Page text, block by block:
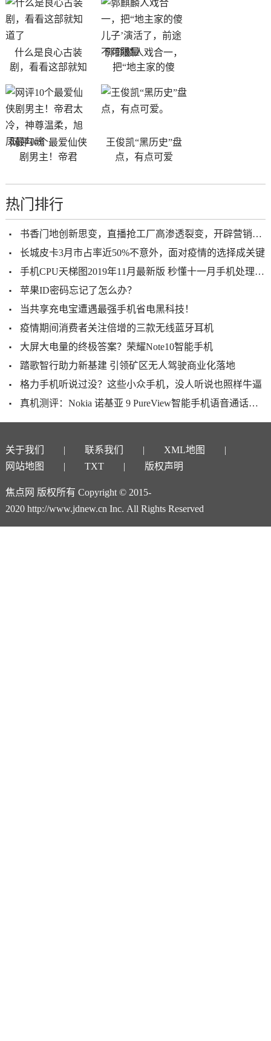
什么是良心古装
剧，看看这部就知
郭麒麟人戏合一，
把“地主家的傻
网评10个最爱仙侠
剧男主！帝君
王俊凯“黑历史”盘
点，有点可爱
热门排行
书香门地创新思变，直播抢工厂高渗透裂变，开辟营销新通路
长城皮卡3月市占率近50%不意外，面对疫情的选择成关键
手机CPU天梯图2019年11月最新版 秒懂十一月手机处理器性能排名
苹果ID密码忘记了怎么办？
当共享充电宝遭遇最强手机省电黑科技！
疫情期间消费者关注倍增的三款无线蓝牙耳机
大屏大电量的终极答案？荣耀Note10智能手机
踏歌智行助力新基建 引领矿区无人驾驶商业化落地
格力手机听说过没？这些小众手机，没人听说也照样牛逼
真机测评：Nokia 诺基亚 9 PureView智能手机语音通话功能大揭秘
关于我们 联系我们
XML地图
网站地图
TXT 版权声明
焦点网 版权所有 Copyright © 2015-
2020 http://www.jdnew.cn Inc. All Rights Reserved